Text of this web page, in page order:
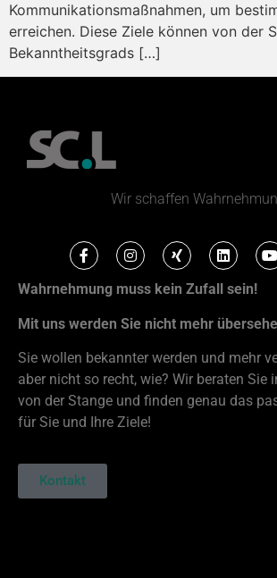
Kommunikationsmaßnahmen, um
erreichen. Diese Ziele können von der
Bekanntheitsgrads […]
Wir schaffen
Wahrnehmung muss kein Zufall sein!
Mit uns werden Sie nicht mehr
Sie wollen bekannter werden und mehr
aber nicht so recht, wie? Wir beraten Sie
von der Stange und finden genau das
für Sie und Ihre Ziele!
Kontakt